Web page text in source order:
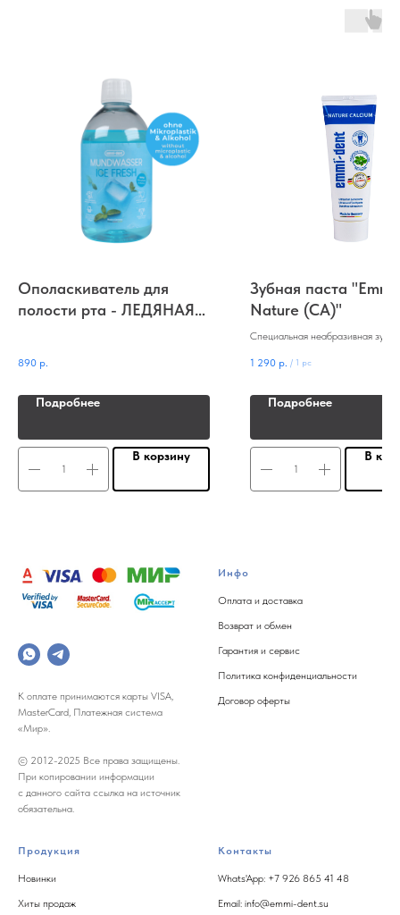
Ополаскиватель для
полости рта - ЛЕДЯНАЯ
890 р.
Подробнее
В корзину
Зубная паста
Nature (CA)"
Cпециальная неабразивная
dent без фтора и парабенов
1 290 р. / 1 pc
Подробнее
В
К оплате принимаются карты VISA,
MasterCard, Платежная система
«Мир».
© 2012-2025 Все права защищены.
При копировании информации
с данного сайта ссылка на источник
обязательна.
Инфо
Оплата и доставка
Возврат и обмен
Гарантия и сервис
Политика конфиденциальности
Договор оферты
Продукция
Новинки
Хиты продаж
Контакты
Whats'App: +7 926 865 41 48
Email: info@emmi-dent.su